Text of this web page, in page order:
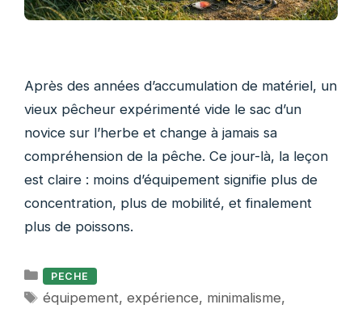
Après des années d’accumulation de matériel, un
vieux pêcheur expérimenté vide le sac d’un
novice sur l’herbe et change à jamais sa
compréhension de la pêche. Ce jour-là, la leçon
est claire : moins d’équipement signifie plus de
concentration, plus de mobilité, et finalement
plus de poissons.
Catégories
PECHE
Étiquettes
équipement,expérience, minimalisme,